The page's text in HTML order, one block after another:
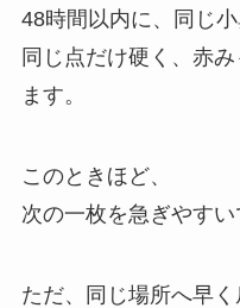
48時間以内に、同じ小
同じ点だけ硬く、赤
ます。
このときほど、
次の一枚を急ぎやすい
ただ、同じ場所へ早く